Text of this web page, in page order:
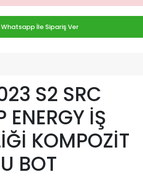
Whatsapp İle Sipariş Ver
S2 SRC
ENERGY İŞ
KOMPOZİT
BOT